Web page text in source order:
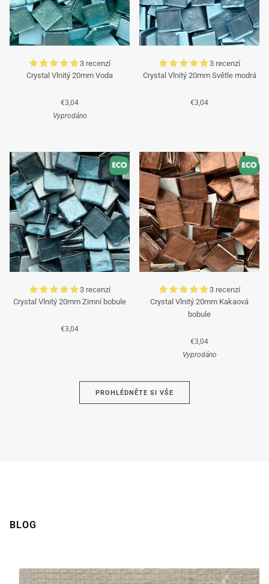
3 recenzí
Crystal Vlnitý 20mm Voda
€3,04
Vyprodáno
Tyrkysová
3 recenzí
Crystal Vlnitý 20mm Světle modrá
€3,04
3 recenzí
Crystal Vlnitý 20mm Zimní bobule
€3,04
3 recenzí
Crystal Vlnitý 20mm Kakaová
bobule
€3,04
Vyprodáno
PROHLÉDNĚTE SI VŠE
BLOG